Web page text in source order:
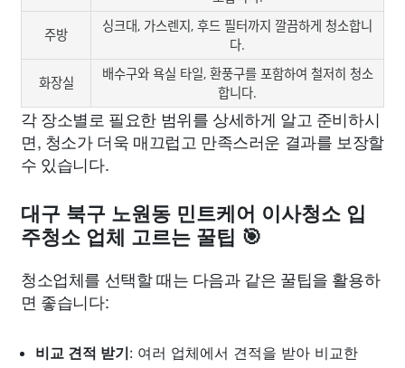
주방
싱크대, 가스렌지, 후드 필터까지 깔끔하게 청소합니
다.
화장실
배수구와 욕실 타일, 환풍구를 포함하여 철저히 청소
합니다.
각 장소별로 필요한 범위를 상세하게 알고 준비하시
면, 청소가 더욱 매끄럽고 만족스러운 결과를 보장할
수 있습니다.
대구 북구 노원동 민트케어 이사청소 입
주청소 업체 고르는 꿀팁 🎯
청소업체를 선택할 때는 다음과 같은 꿀팁을 활용하
면 좋습니다:
비교 견적 받기: 여러 업체에서 견적을 받아 비교한